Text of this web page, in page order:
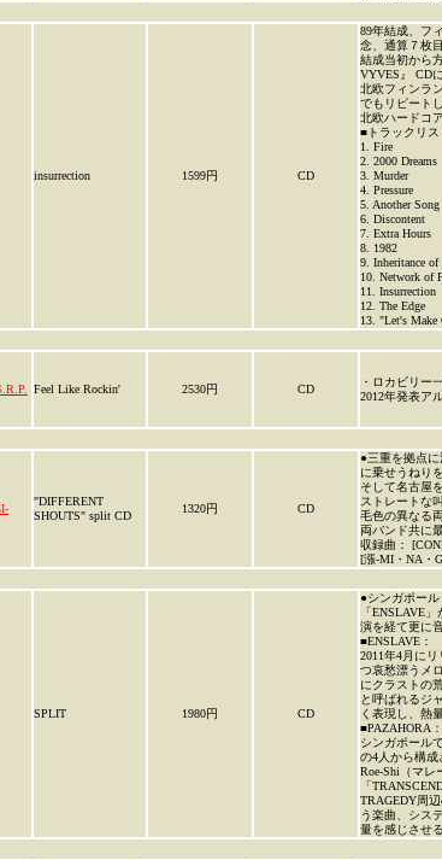
insurrection 1599円 CD
89年結成、フ
念、通算７枚
結成当初から
VYVES』 CD
北欧フィンラ
でもリピート
北欧ハードコ
■トラックリス
1. Fire
2. 2000 Dreams
3. Murder
4. Pressure
5. Another Song
6. Discontent
7. Extra Hours
8. 1982
9. Inheritance of
10. Network of
11. Insurrection
12. The Edge
13. "Let's
Feel Like Rockin' 2530円 CD
・ロカビリー
2012年発表ア
"DIFFERENT
SHOUTS" split CD
1320円 CD
●三重を拠点に
に乗せうねり
そして名古屋
ストレートな
毛色の異なる
両バンド共に
収録曲：
[漲-MI・NA・
SPLIT 1980円 CD
●シンガポー
「ENSLAVE
演を経て更に
■ENSLAVE：
2011年4月に
つ哀愁漂うメ
にクラストの
と呼ばれるジ
く表現し、熱
■PAZAHORA：
シンガポール
の4人から構成
Roe-Shi（マレ
「
TRAGEDY周
う楽曲、シス
量を感じさせ